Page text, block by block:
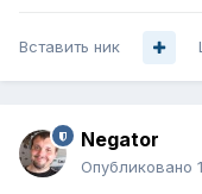
Вставить ник
Negator
Опубликовано